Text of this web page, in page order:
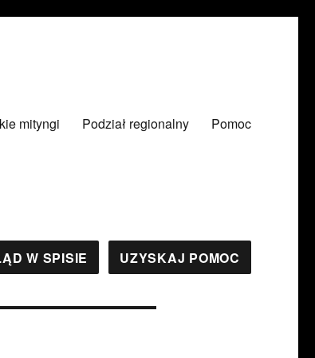
mityngi Podział regionalny Pomoc
W SPISIE UZYSKAJ POMOC